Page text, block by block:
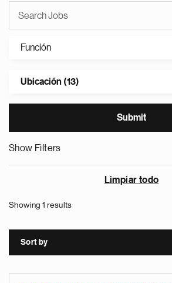
Función
Ubicación (13)
Show Filters
Limpiar todo
Showing 1 results
Sort by